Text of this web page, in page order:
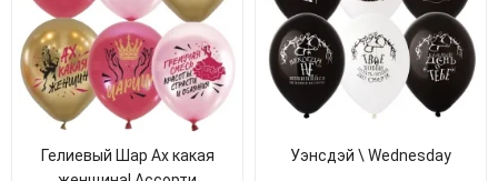
Гелиевый Шар Ах какая
Уэнсдэй \ Wednesday